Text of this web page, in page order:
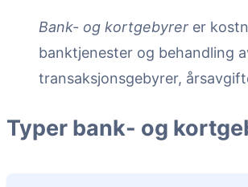
Bank- og kortgebyrer er
banktjenester og behandling
transaksjonsgebyrer,
Typer bank- og